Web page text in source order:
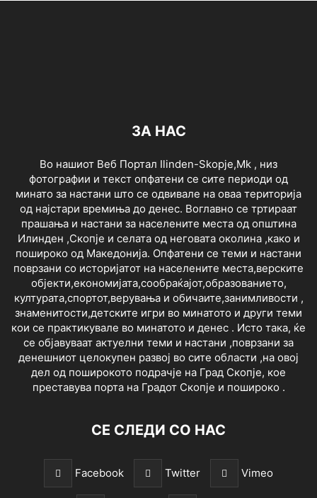
ЗА НАС
Во нашиот Веб Портал Ilinden-Skopje,Mk , низ
фотографии и текст опфатени се сите периоди од
минато за настани што се одвивале на оваа територија
од најстари времиња до денес. Воглавно се тртираат
прашања и настани за населените места од општина
Илинден ,Скопје и селата од неговата околина ,како и
пошироко од Македонија. Опфатени се теми и настани
поврзани со историјатот на населените места,верските
објекти,економијата,сообраќајот,образованието,
културата,спортот,верувања и обичаите,занимливости ,
знаменитости,детските игри во минатото и други теми
кои се практикувале во минатото и денес . Исто така, ќе
се објавуваат актуелни теми и настани ,поврзани за
денешниот целокупен развој во сите области ,на овој
дел од поширокото подрачје на Град Скопје, кое
преставува порта на Градот Скопје и пошироко .
СЕ СЛЕДИ СО НАС
Facebook Twitter Vimeo